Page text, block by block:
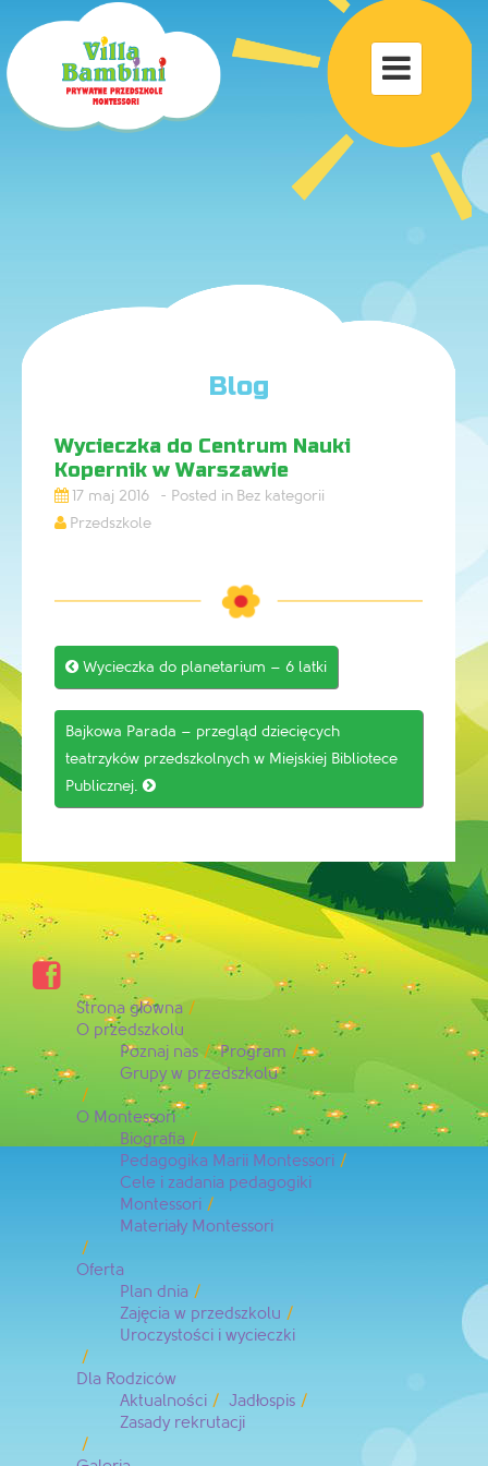
Toggle

Blog
Wycieczka do Centrum Nauki
Kopernik w Warszawie
17 maj 2016
Bez kategorii
Przedszkole
Post
navigation
 Wycieczka do planetarium – 6 latki
Bajkowa Parada – przegląd dziecięcych
teatrzyków przedszkolnych w Miejskiej Bibliotece
Publicznej. 

Strona główna
O przedszkolu
Poznaj nas
Program
Grupy w przedszkolu
O Montessori
Biografia
Pedagogika Marii Montessori
Cele i zadania pedagogiki
Montessori
Materiały Montessori
Oferta
Plan dnia
Zajęcia w przedszkolu
Uroczystości i wycieczki
Dla Rodziców
Aktualności
Jadłospis
Zasady rekrutacji